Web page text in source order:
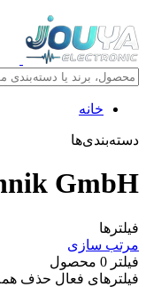
خانه
دسته‌بندی‌ها
GmbH
فیلترها
مرتب سازی
فیلتر 0 محصول
فیلترهای فعال حذف